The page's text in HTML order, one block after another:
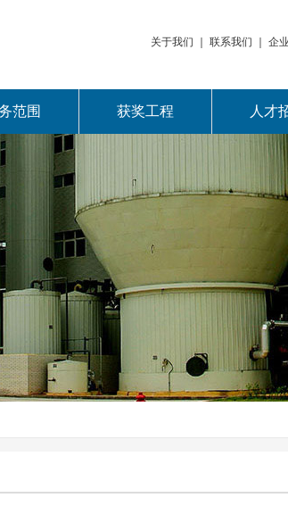
关于我们 联系我们 企
范围 获奖工程 人才